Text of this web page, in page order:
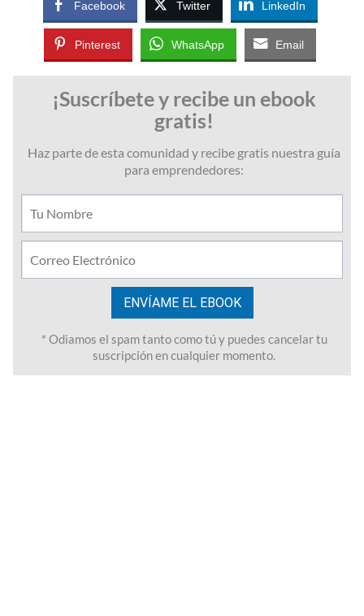
Facebook Twitter LinkedIn
Pinterest WhatsApp Email